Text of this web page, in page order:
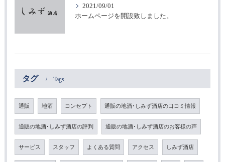
2021/09/01
ホームページを開設致しました。
タグ Tags
通販 地酒 コンセプト 通販の地酒･しみず酒店の口コミ情報
通販の地酒･しみず酒店の評判 通販の地酒･しみず酒店のお客様の声
サービス スタッフ よくある質問 アクセス しみず酒店